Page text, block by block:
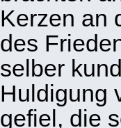
Kerzen an
des
selber
Huldigung
gefiel, die